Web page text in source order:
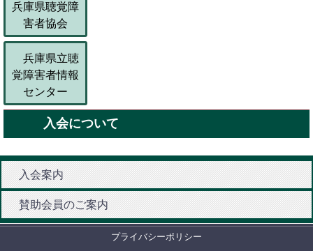
兵庫県聴覚障
害者協会
兵庫県立聴
覚障害者情報
センター
入会について
入会案内
賛助会員のご案内
プライバシーポリシー